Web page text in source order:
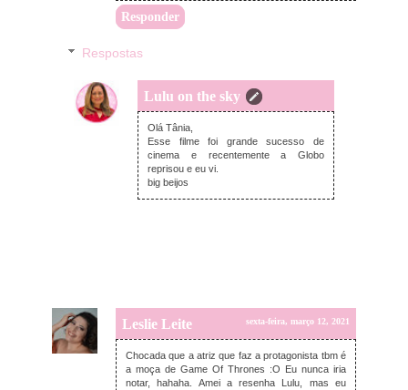
Responder
Respostas
Lulu on the sky
terça-feira, março 16, 2021
Olá Tânia,
Esse filme foi grande sucesso de
cinema e recentemente a Globo
reprisou e eu vi.
big beijos
Leslie Leite sexta-feira, março 12, 2021
Chocada que a atriz que faz a protagonista tbm é
a moça de Game Of Thrones :O Eu nunca iria
notar, hahaha. Amei a resenha Lulu, mas eu